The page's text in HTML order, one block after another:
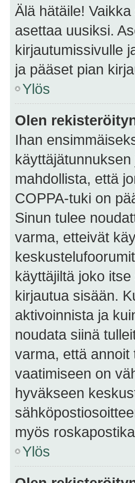
Älä hätäile!
asettaa uusiksi.
kirjautumissivulle
ja pääset pian
Ylös
Olen
Ihan
mahdollista, että
COPPA-tuki on
Sinun tulee
varma, etteivät
käyttäjiltä joko
kirjautua sisään.
aktivoinnista ja
noudata siinä
varma, että
vaatimiseen on
hyväkseen
myös
Ylös